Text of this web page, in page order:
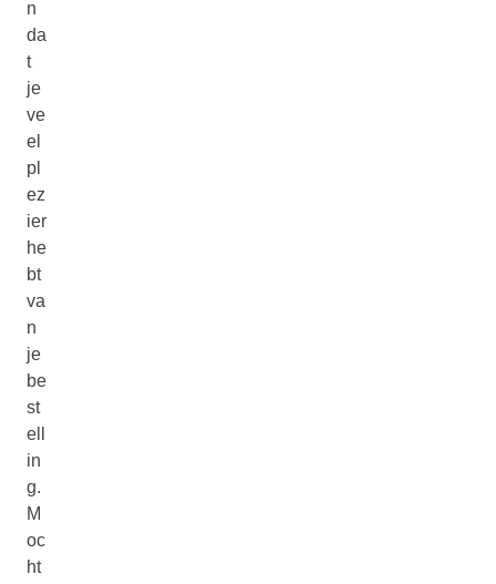
n
da
t
je
ve
el
pl
ez
ier
he
bt
va
n
je
be
st
ell
in
g.
M
oc
ht